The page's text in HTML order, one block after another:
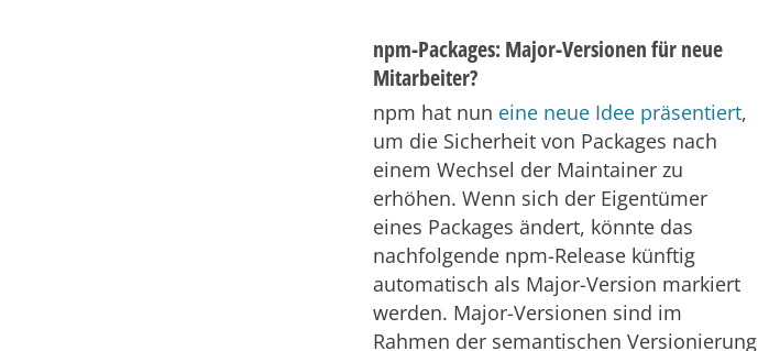
npm-Packages: Major-Versionen für neue
Mitarbeiter?
npm hat nun eine neue Idee präsentiert,
um die Sicherheit von Packages nach
einem Wechsel der Maintainer zu
erhöhen. Wenn sich der Eigentümer
eines Packages ändert, könnte das
nachfolgende npm-Release künftig
automatisch als Major-Version markiert
werden. Major-Versionen sind im
Rahmen der semantischen Versionierung